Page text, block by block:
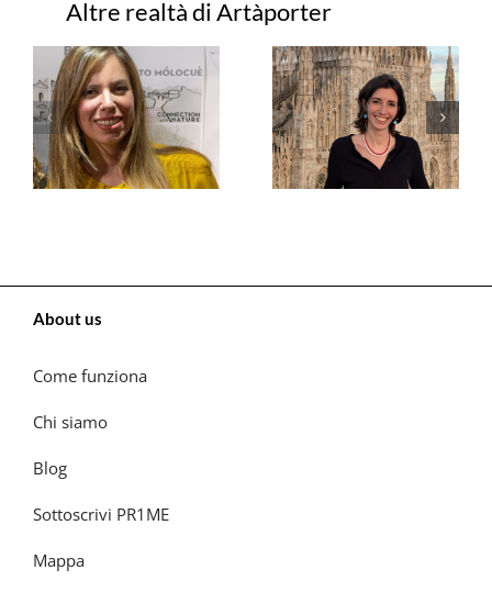
Progetti correlati
About us
Come funziona
Chi siamo
Blog
Sottoscrivi PR1ME
Mappa